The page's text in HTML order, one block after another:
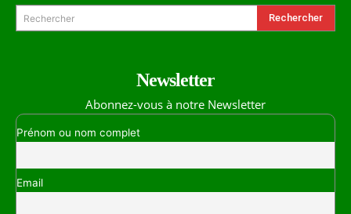
Rechercher Rechercher
Newsletter
Abonnez-vous à notre Newsletter
Prénom ou nom complet
Email